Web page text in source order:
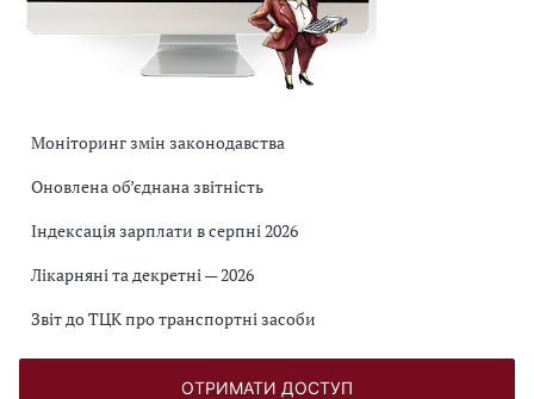
Моніторинг змін законодавства
Оновлена об’єднана звітність
Індексація зарплати в серпні 2026
Лікарняні та декретні — 2026
Звіт до ТЦК про транспортні засоби
ОТРИМАТИ ДОСТУП